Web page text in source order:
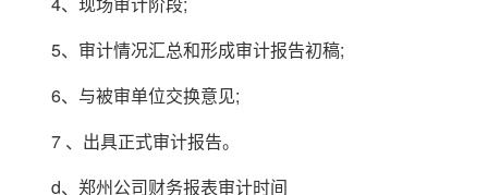
5、审计情况汇总和形成审计报告初稿;
6、与被审单位交换意见;
7 、出具正式审计报告。
d、郑州公司财务报表审计时间